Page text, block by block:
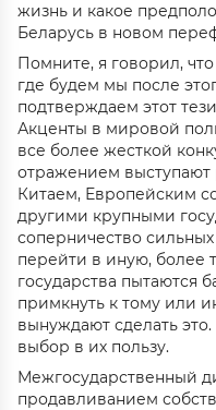
жизнь и какое
Беларусь в новом
Помните, я говорил,
где будем мы после
подтверждаем этот
Акценты в мировой
все более жесткой
отражением
Китаем, Европейским
другими крупными
соперничество
перейти в иную, более
государства пытаются
примкнуть к тому или
вынуждают сделать
выбор в их пользу.
Межгосударственный
продавливанием